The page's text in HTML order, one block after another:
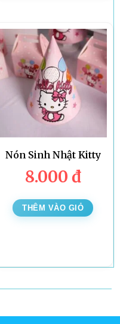
Nón Sinh Nhật Kitty
8.000 đ
THÊM VÀO GIỎ